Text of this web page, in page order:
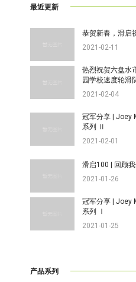
最近更新
恭贺新春，滑启
2021-02-11
热烈祝贺六盘水
园学校速度轮滑
2021-02-04
冠军分享 | Joey
系列 Ⅱ
2021-02-01
滑启100 | 回顾
2021-01-26
冠军分享 | Joey
系列 Ⅰ
2021-01-25
产品系列